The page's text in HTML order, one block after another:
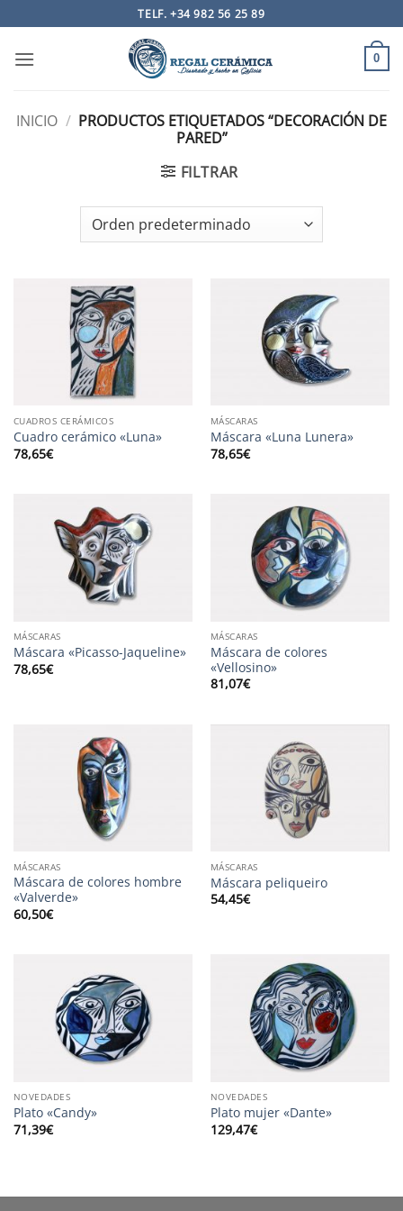
al
contenido
TELF. +34 982 56 25 89
0
INICIO / PRODUCTOS ETIQUETADOS “DECORACIÓN DE
PARED”
FILTRAR
CUADROS CERÁMICOS
Cuadro cerámico «Luna»
78,65€
MÁSCARAS
Máscara «Luna Lunera»
78,65€
MÁSCARAS
Máscara «Picasso-Jaqueline»
78,65€
MÁSCARAS
Máscara de colores
«Vellosino»
81,07€
MÁSCARAS
Máscara de colores hombre
«Valverde»
60,50€
MÁSCARAS
Máscara peliqueiro
54,45€
NOVEDADES
Plato «Candy»
71,39€
NOVEDADES
Plato mujer «Dante»
129,47€